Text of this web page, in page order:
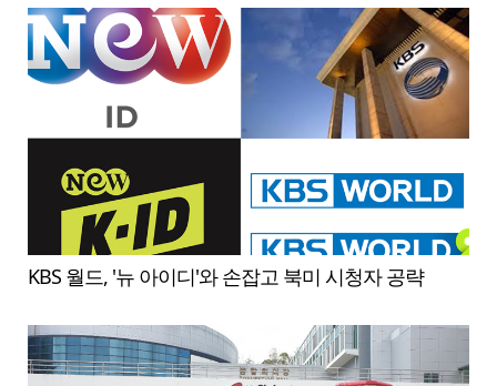
KBS 월드, '뉴 아이디'와 손잡고 북미 시청자 공략